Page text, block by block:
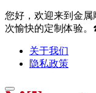
您好，欢迎来到金属
次愉快的定制体验
关于我们
隐私政策